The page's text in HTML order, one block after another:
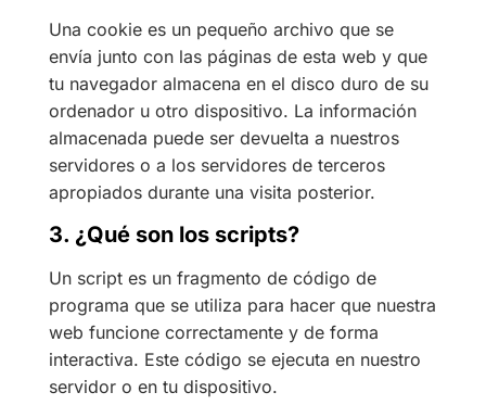
Una cookie es un pequeño archivo que se
envía junto con las páginas de esta web y que
tu navegador almacena en el disco duro de su
ordenador u otro dispositivo. La información
almacenada puede ser devuelta a nuestros
servidores o a los servidores de terceros
apropiados durante una visita posterior.
3. ¿Qué son los scripts?
Un script es un fragmento de código de
programa que se utiliza para hacer que nuestra
web funcione correctamente y de forma
interactiva. Este código se ejecuta en nuestro
servidor o en tu dispositivo.